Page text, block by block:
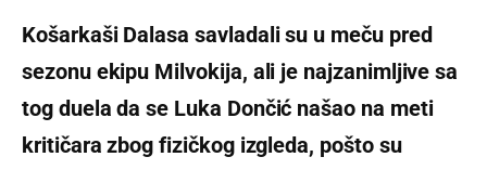
Košarkaši Dalasa savladali su u meču pred
sezonu ekipu Milvokija, ali je najzanimljive sa
tog duela da se Luka Dončić našao na meti
kritičara zbog fizičkog izgleda, pošto su